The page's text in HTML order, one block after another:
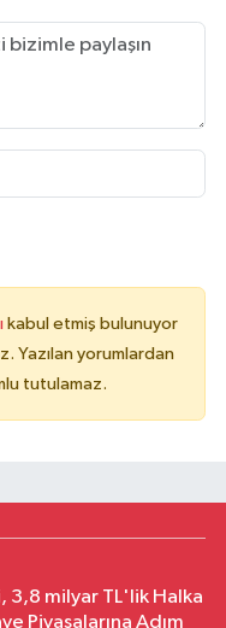
kabul etmiş bulunuyor
Yazılan yorumlardan
tutulamaz.
3,8 milyar TL'lik Halka
Piyasalarına Adım